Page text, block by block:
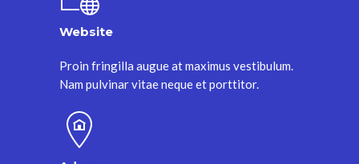
Website
Proin fringilla augue at maximus vestibulum.
Nam pulvinar vitae neque et porttitor.